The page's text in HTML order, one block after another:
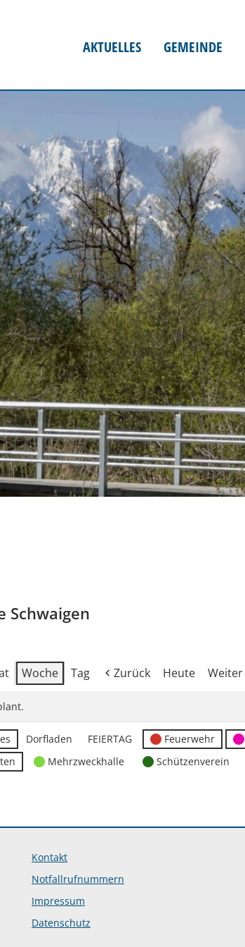
AKTUELLES GEMEINDE
Schwaigen
Woche Tag Zurück Heute Weiter
Dorfladen FEIERTAG Feuerwehr
Mehrzweckhalle Schützenverein
Kontakt
Notfallrufnummern
Impressum
Datenschutz